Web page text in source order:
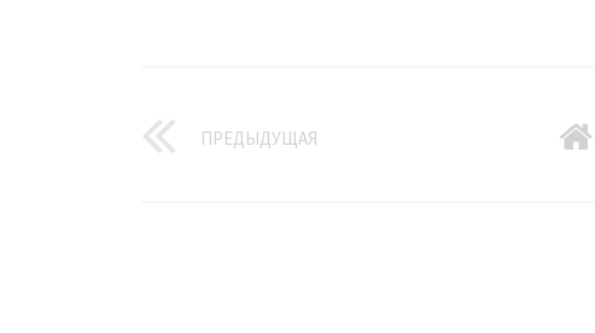
ПРЕДЫДУЩАЯ